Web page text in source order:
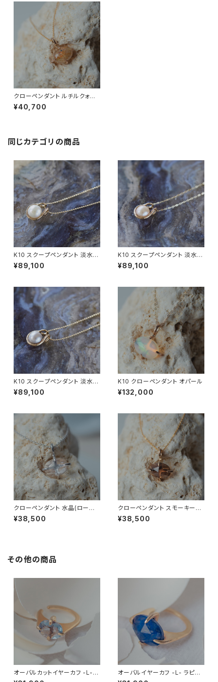
クローペンダント ルチルクォー
ツ
¥40,700
同じカテゴリの商品
K10 スクープペンダント 淡水パ
ール (白)
¥89,100
K10 スクープペンダント 淡水パ
ール (オレンジ)
¥89,100
K10 スクープペンダント 淡水パ
ール (グレー染)
¥89,100
K10 クローペンダント オパール
¥132,000
クローペンダント 水晶(ローズ
カット)
¥38,500
クローペンダント スモーキーク
ォーツ(ローズカット)
¥38,500
その他の商品
オーバルカットイヤーカフ -L-
カラーチェンジフローライト
オーバルイヤーカフ -L- ラピス
ラズリ、水晶(ダブレット)